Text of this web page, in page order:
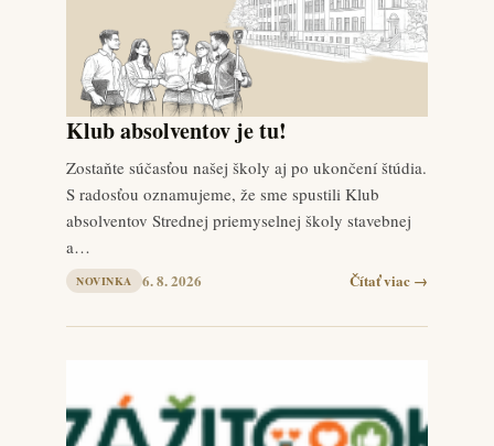
Klub absolventov je tu!
Zostaňte súčasťou našej školy aj po ukončení štúdia.
S radosťou oznamujeme, že sme spustili Klub
absolventov Strednej priemyselnej školy stavebnej
a…
NOVINKA 6. 8. 2026 Čítať viac →